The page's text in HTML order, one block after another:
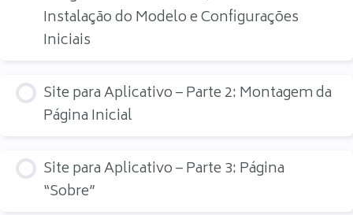
Instalação do Modelo e Configurações
Iniciais
Site para Aplicativo – Parte 2: Montagem da
Página Inicial
Site para Aplicativo – Parte 3: Página
“Sobre”